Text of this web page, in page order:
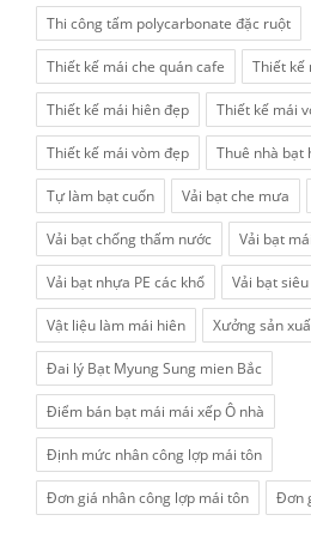
Thi công tấm polycarbonate đặc ruột
Thiết kế mái che quán cafe Thiết kế
Thiết kế mái hiên đẹp Thiết kế mái
Thiết kế mái vòm đẹp Thuê nhà bạt
Tự làm bạt cuốn Vải bạt che mưa
Vải bạt chống thấm nước Vải bạt
Vải bạt nhựa PE các khổ Vải bạt
Vật liệu làm mái hiên Xưởng sản
Đai lý Bạt Myung Sung mien Bắc
Điểm bán bạt mái mái xếp Ô nhà
Định mức nhân công lợp mái tôn
Đơn giá nhân công lợp mái tôn Đơn